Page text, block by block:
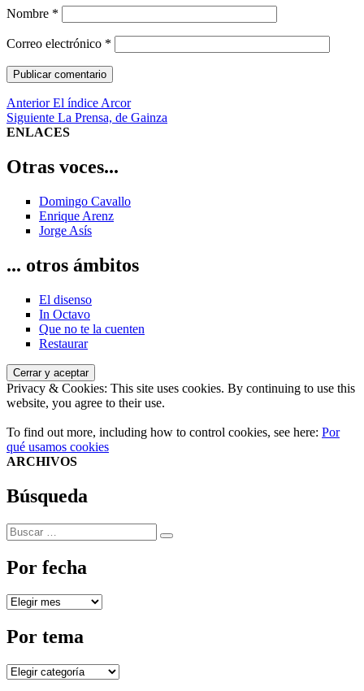
Nombre *
Correo electrónico *
Navegación
de
Anterior Entrada
anterior:
El índice Arcor
Siguiente Entrada
siguiente:
La Prensa, de Gainza
ENLACES
Otras voces...
Domingo Cavallo
Enrique Arenz
Jorge Asís
... otros ámbitos
El disenso
In Octavo
Que no te la cuenten
Restaurar
Privacy & Cookies: This site uses cookies. By continuing to use this
website, you agree to their use.
To find out more, including how to control cookies, see here: Por
qué usamos cookies
ARCHIVOS
Búsqueda
Buscar
por:
Buscar
Por fecha
Por
Por tema
Por